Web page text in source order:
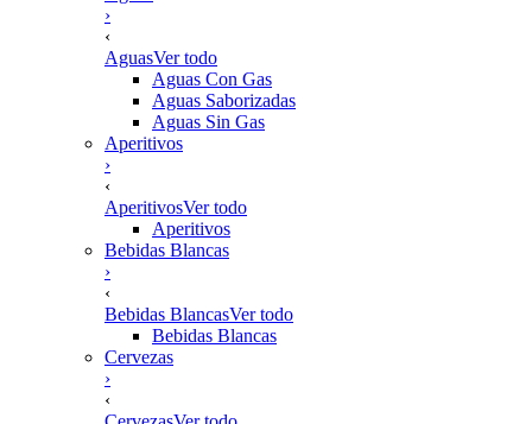
›
‹
AguasVer todo
Aguas Con Gas
Aguas Saborizadas
Aguas Sin Gas
Aperitivos
›
‹
AperitivosVer todo
Aperitivos
Bebidas Blancas
›
‹
Bebidas BlancasVer todo
Bebidas Blancas
Cervezas
›
‹